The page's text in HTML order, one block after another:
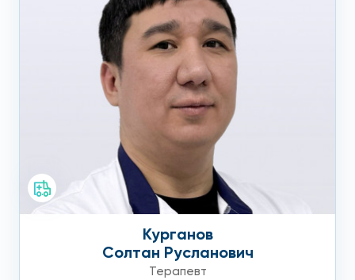
Курганов
Солтан Русланович
Терапевт